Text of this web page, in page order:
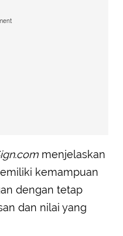
menjelaskan
kemampuan
dengan tetap
dan nilai yang